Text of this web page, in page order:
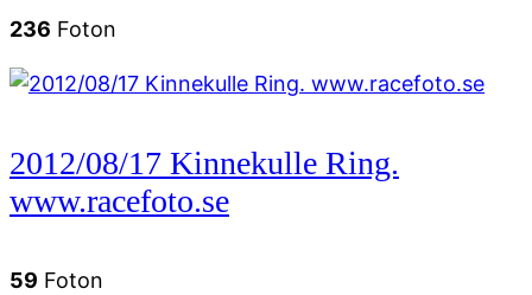
236 Foton
2012/08/17 Kinnekulle Ring.
www.racefoto.se
59 Foton